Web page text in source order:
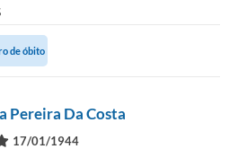
de óbito
Pereira Da Costa
17/01/1944